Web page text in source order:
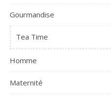
Gourmandise
Tea Time
Homme
Maternité